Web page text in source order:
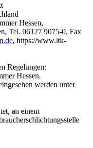
Hessen,
Tel. 06127 9075-0, Fax
, https://www.ltk-
Regelungen:
Hessen.
werden unter
an einem